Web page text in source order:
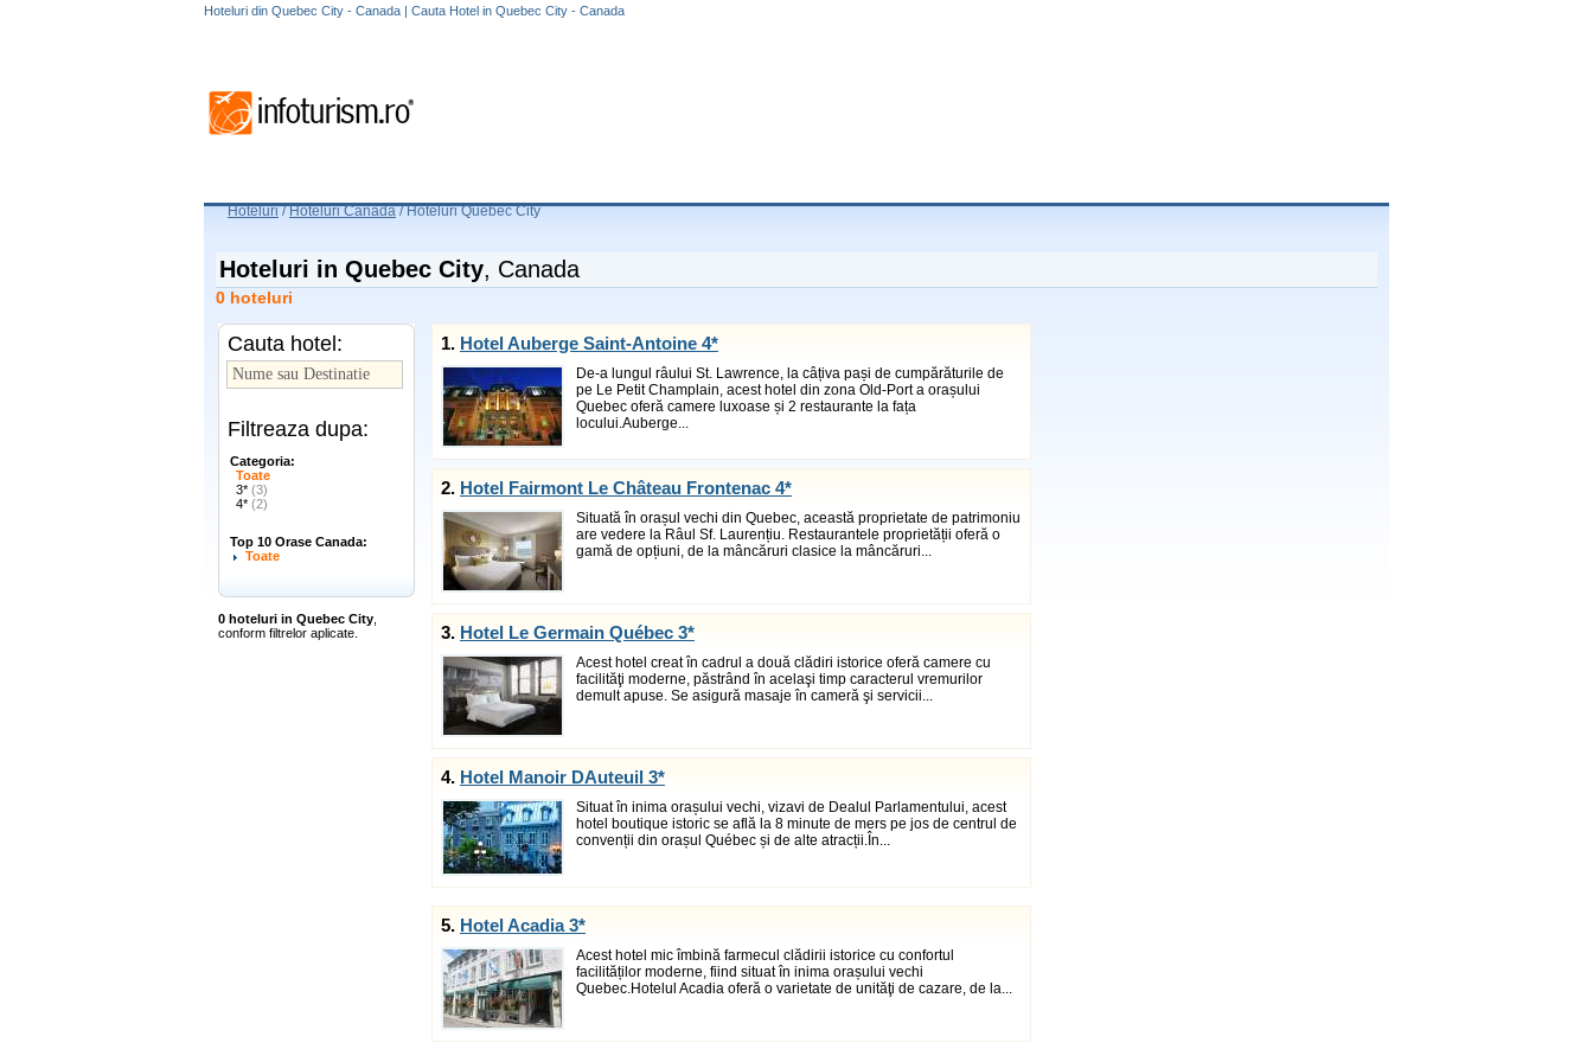
Hoteluri din Quebec City - Canada | Cauta Hotel in Quebec City - Canada
Hoteluri /Hoteluri Canada/Hoteluri Quebec City
Hoteluri in Quebec City, Canada
0 hoteluri
Cauta hotel:
Filtreaza dupa:
Categoria:
Toate
3* (3)
4* (2)
Top 10 Orase Canada:
Toate
0 hoteluri in Quebec City
conform filtrelor aplicate.
1. Hotel Auberge Saint-Antoine 4*
De-a lungul râului St. Lawrence, la câțiva pași de cumpărăturile de
pe Le Petit Champlain, acest hotel din zona Old-Port a orașului
Quebec oferă camere luxoase și 2 restaurante la fața
locului.Auberge...
2. Hotel Fairmont Le Château Frontenac 4*
Situată în orașul vechi din Quebec, această proprietate de patrimoniu
are vedere la Râul Sf. Laurențiu. Restaurantele proprietății oferă o
gamă de opțiuni, de la mâncăruri clasice la mâncăruri...
3. Hotel Le Germain Québec 3*
Acest hotel creat în cadrul a două clădiri istorice oferă camere cu
facilităţi moderne, păstrând în acelaşi timp caracterul vremurilor
demult apuse. Se asigură masaje în cameră şi servicii...
4. Hotel Manoir DAuteuil 3*
Situat în inima orașului vechi, vizavi de Dealul Parlamentului, acest
hotel boutique istoric se află la 8 minute de mers pe jos de centrul de
convenții din orașul Québec și de alte atracții.În...
5. Hotel Acadia 3*
Acest hotel mic îmbină farmecul clădirii istorice cu confortul
facilităților moderne, fiind situat în inima orașului vechi
Quebec.Hotelul Acadia oferă o varietate de unităţi de cazare, de la...